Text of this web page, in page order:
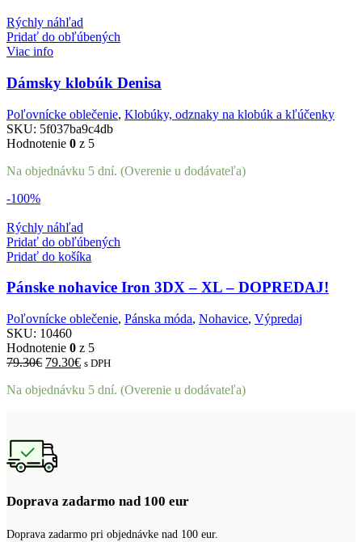
Rýchly náhľad
Pridať do obľúbených
Viac info
Dámsky klobúk Denisa
Poľovnícke oblečenie, Klobúky, odznaky na klobúk a kľúčenky
SKU: 5f037ba9c4db
Hodnotenie 0 z 5
Na objednávku 5 dní. (Overenie u dodávateľa)
-100%
Rýchly náhľad
Pridať do obľúbených
Pridať do košíka
Pánske nohavice Iron 3DX – XL – DOPREDAJ!
Poľovnícke oblečenie, Pánska móda, Nohavice, Výpredaj
SKU: 10460
Hodnotenie 0 z 5
79.30€ Pôvodná
bola:
79.30€Aktuálna
je:
s DPH
Na objednávku 5 dní. (Overenie u dodávateľa)
Doprava zadarmo nad 100 eur
Doprava zadarmo pri objednávke nad 100 eur.